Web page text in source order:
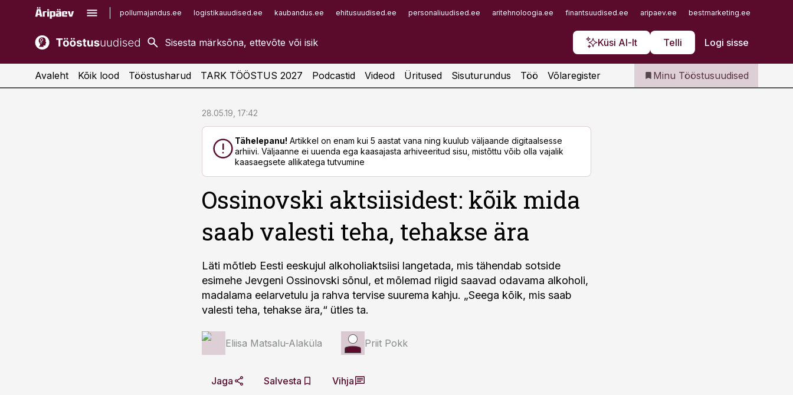
pollumajandus.ee logistikauudised.ee kaubandus.ee ehitusuudised.ee personaliuudised.ee aritehnoloogia.ee finantsuudised.ee aripaev.ee bestmarketing.ee
Küsi AI-lt Telli Logi sisse
kaubandus.ee
kinnisvarauudised.ee
imelineajalugu.ee
Infopank
Iseteenindus
Telli Tööstusuudised
Avaleht Kõik lood Tööstusharud TARK TÖÖSTUS 2027 Podcastid Videod Üritused Sisuturundus Töö Võlaregister Minu Tööstusuudised
28.05.19, 17:42
Tähelepanu! Artikkel on enam kui 5 aastat vana ning kuulub väljaande digitaalsesse
arhiivi. Väljaanne ei uuenda ega kaasajasta arhiveeritud sisu, mistõttu võib olla vajalik
kaasaegsete allikatega tutvumine
Ossinovski aktsiisidest: kõik mida
saab valesti teha, tehakse ära
Läti mõtleb Eesti eeskujul alkoholiaktsiisi langetada, mis tähendab sotside
esimehe Jevgeni Ossinovski sõnul, et mõlemad riigid saavad odavama alkoholi,
madalama eelarvetulu ja rahva tervise suurema kahju. „Seega kõik, mis saab
valesti teha, tehakse ära,“ ütles ta.
Eliisa Matsalu-Alaküla Priit Pokk
Jaga Salvesta Vihja